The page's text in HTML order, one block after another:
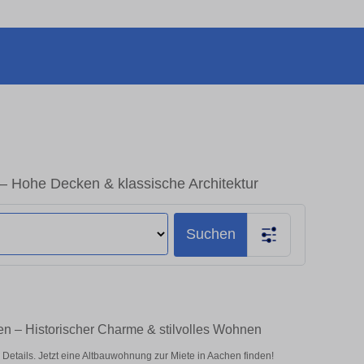
Hohe Decken & klassische Architektur
Suchen
– Historischer Charme & stilvolles Wohnen
Jetzt eine Altbauwohnung zur Miete in Aachen finden!